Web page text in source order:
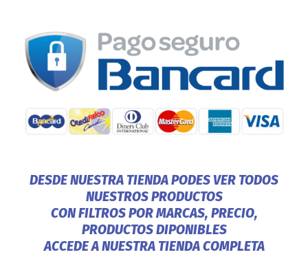
DESDE NUESTRA TIENDA PODES VER TODOS
NUESTROS PRODUCTOS
CON FILTROS POR MARCAS, PRECIO,
PRODUCTOS DIPONIBLES
ACCEDE A NUESTRA TIENDA COMPLETA